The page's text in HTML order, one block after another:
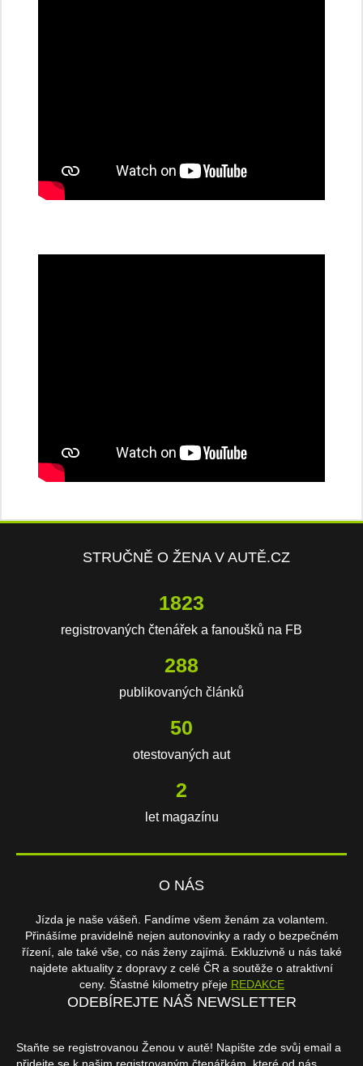
STRUČNĚ O ŽENA V AUTĚ.CZ
3817
registrovaných čtenářek a fanoušků na FB
603
publikovaných článků
106
otestovaných aut
3
let magazínu
O NÁS
Jízda je naše vášeň. Fandíme všem ženám za volantem.
Přinášíme pravidelně nejen autonovinky a rady o bezpečném
řízení, ale také vše, co nás ženy zajímá. Exkluzivně u nás také
najdete aktuality z dopravy z celé ČR a soutěže o atraktivní
ceny. Šťastné kilometry přeje REDAKCE
ODEBÍREJTE NÁŠ NEWSLETTER
Staňte se registrovanou Ženou v autě! Napište zde svůj email a